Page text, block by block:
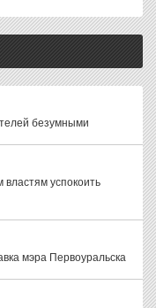
безумными
властям успокоить
мэра Первоуральска